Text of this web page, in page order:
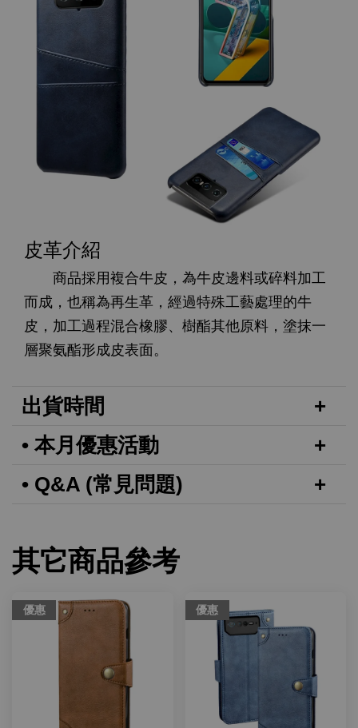
皮革介紹
商品採用複合牛皮，為牛皮邊料或碎料加工
而成，也稱為再生革，經過特殊工藝處理的牛
皮，加工過程混合橡膠、樹酯其他原料，塗抹一
層聚氨酯形成皮表面。
出貨時間
• 本月優惠活動
• Q&A (常見問題)
其它商品參考
優惠 優惠